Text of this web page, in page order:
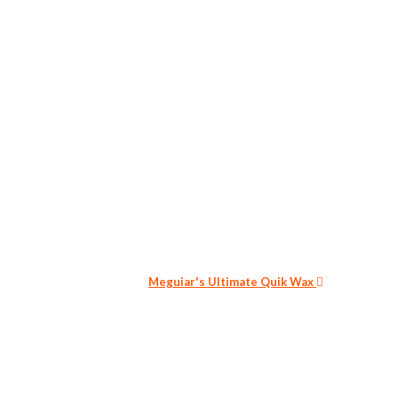
Meguiar's Ultimate Quik Wax